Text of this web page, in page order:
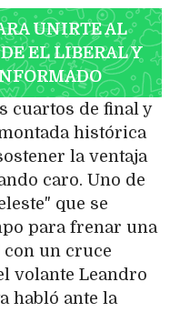
UNIRTE AL
EL LIBERAL Y
cuartos de final y
histórica
la ventaja
caro. Uno de
que se
para frenar una
con un cruce
volante Leandro
habló ante la